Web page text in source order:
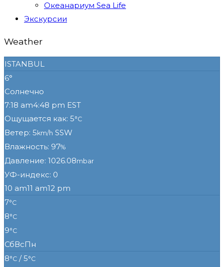
Океанариум Sea Life
Экскурсии
Weather
ISTANBUL
6°
Солнечно
7:18 am4:48 pm EST
Ощущается как: 5°C
Ветер: 5 km/h SSW
Влажность: 97%
Давление: 1026.08mbar
УФ-индекс: 0
10 am11 am12 pm
7°C
8°C
9°C
СбВсПн
8°C / 5°C